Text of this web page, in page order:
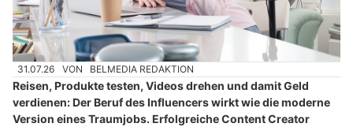
31.07.26 VON BELMEDIA REDAKTION
Reisen, Produkte testen, Videos drehen und damit Geld
verdienen: Der Beruf des Influencers wirkt wie die moderne
Version eines Traumjobs. Erfolgreiche Content Creator